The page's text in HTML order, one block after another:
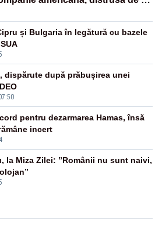
și Bulgaria în legătură cu bazele
dispărute după prăbușirea unei
pentru dezarmarea Hamas, însă
incert
la Miza Zilei: ”Românii nu sunt naivi,